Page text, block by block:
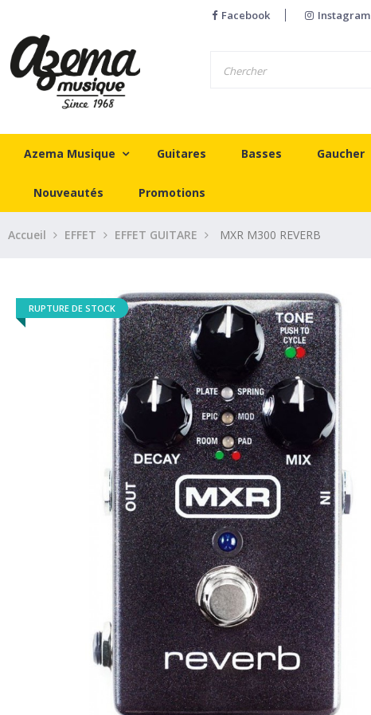
Facebook Instagram
Azema Musique Guitares Basses Gaucher
Nouveautés Promotions
Accueil EFFET EFFET GUITARE MXR M300 REVERB
RUPTURE DE STOCK